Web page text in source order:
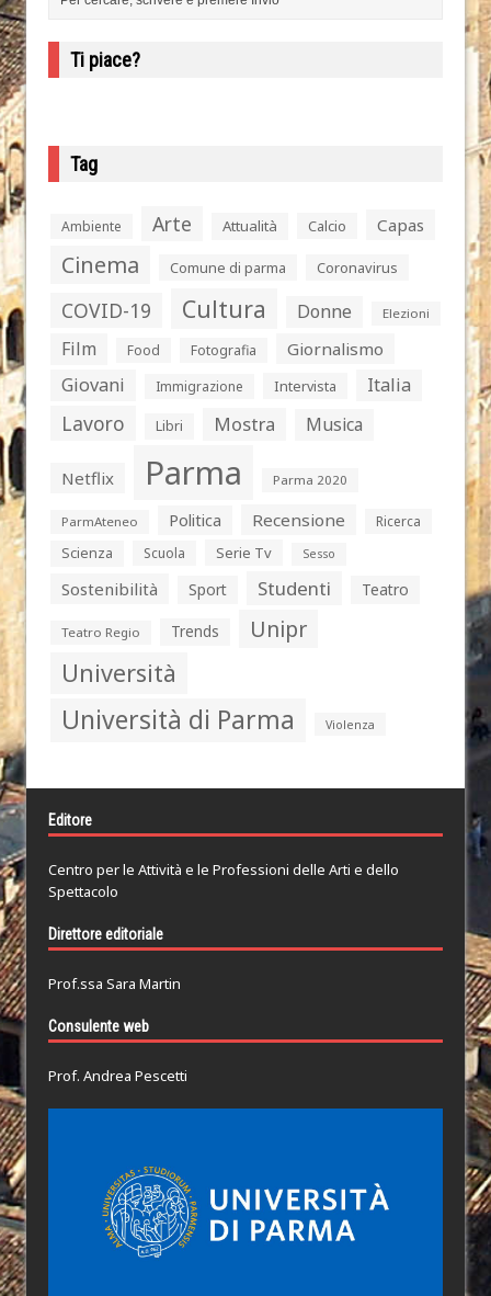
Ti piace?
Tag
Ambiente Arte Attualità Calcio Capas
Cinema Comune di parma Coronavirus
COVID-19 Cultura Donne Elezioni
Film Food Fotografia Giornalismo
Giovani Immigrazione Intervista Italia
Lavoro Libri Mostra Musica
Netflix Parma Parma 2020
ParmAteneo Politica Recensione
Ricerca
Scienza
Scuola Serie Tv Sesso
Sostenibilità Sport Studenti Teatro
Teatro Regio Trends Unipr
Università
Università di Parma Violenza
Editore
Centro per le Attività e le Professioni delle Arti e dello
Spettacolo
Direttore editoriale
Prof.ssa Sara Martin
Consulente web
Prof. Andrea Pescetti